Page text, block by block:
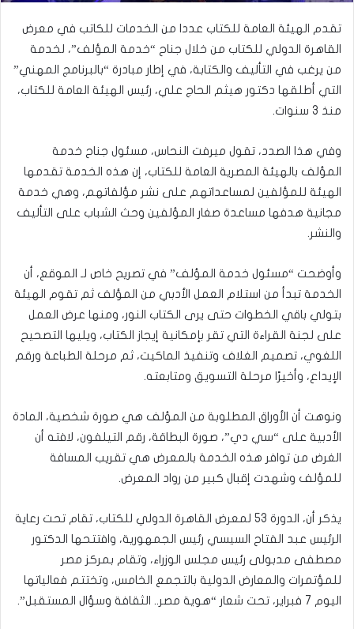
تقدم الهيئة العامة للكتاب عددا من الخدمات للكاتب في معرض
القاهرة الدولي للكتاب من خلال جناح “خدمة المؤلف”، لخدمة
من يرغب في التأليف والكتابة، في إطار مبادرة “بالبرنامج المهني”
التي أطلقها دكتور هيثم الحاج علي، رئيس الهيئة العامة للكتاب،
منذ 3 سنوات.
وفي هذا الصدد، تقول ميرفت النحاس، مسئول جناح خدمة
المؤلف بالهيئة المصرية العامة للكتاب، إن هذه الخدمة تقدمها
الهيئة للمؤلفين لمساعداتهم على نشر مؤلفاتهم، وهي خدمة
مجانية هدفها مساعدة صغار المؤلفين وحث الشباب على التأليف
والنشر.
وأوضحت “مسئول خدمة المؤلف” في تصريح خاص لـ الموقع، أن
الخدمة تبدأ من استلام العمل الأدبي من المؤلف ثم تقوم الهيئة
بتولي باقي الخطوات حتى يرى الكتاب النور، ومنها عرض العمل
على لجنة القراءة التي تقر بإمكانية إيجاز الكتاب، ويليها التصحيح
اللغوي، تصميم الغلاف وتنفيذ الماكيت، ثم مرحلة الطباعة ورقم
الإيداع، وأخيرًا مرحلة التسويق ومتابعته.
ونوهت أن الأوراق المطلوبة من المؤلف هي صورة شخصية، المادة
الأدبية على “سي دي”، صورة البطاقة، رقم التيلفون، لافته أن
الغرض من توافر هذه الخدمة بالمعرض هي تقريب المسافة
للمؤلف وشهدت إقبال كبير من رواد المعرض.
يذكر أن، الدورة 53 لمعرض القاهرة الدولي للكتاب، تقام تحت رعاية
الرئيس عبد الفتاح السيسي رئيس الجمهورية، وافتتحها الدكتور
مصطفى مدبولى رئيس مجلس الوزراء، وتقام بمركز مصر
للمؤتمرات والمعارض الدولية بالتجمع الخامس، وتختتم فعالياتها
اليوم 7 فبراير، تحت شعار “هوية مصر.. الثقافة وسؤال المستقبل”.